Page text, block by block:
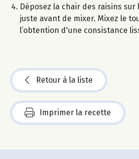
Déposez la chair des raisins sur
juste avant de mixer. Mixez le
l’obtention d'une consistance
Retour à la liste
Imprimer la recette